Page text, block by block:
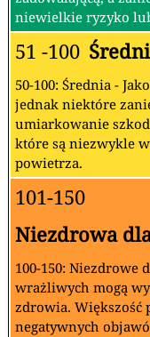
niewielkie ryzyko
51 -100
50-100: Średnia -
jednak niektóre
umiarkowanie
które są niezwykle
powietrza.
101-150
Niezdrowa
100-150: Niezdrowe
wrażliwych mogą
zdrowia. Większość
negatywnych